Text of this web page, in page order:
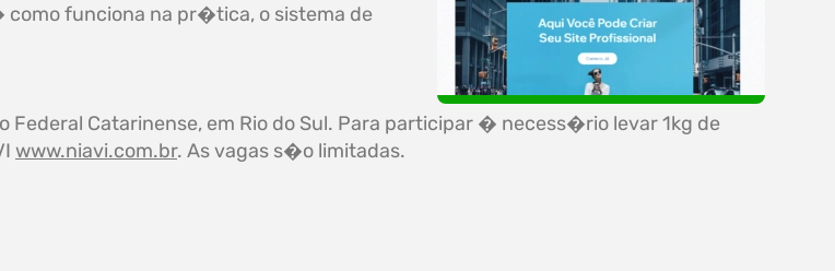
funciona na pr�tica, o sistema de
Catarinense, em Rio do Sul. Para participar � necess�rio levar 1kg de
www.niavi.com.br. As vagas s�o limitadas.